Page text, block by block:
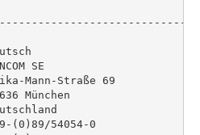
SE
Mann-Straße 69
München
(0)89/54054-0